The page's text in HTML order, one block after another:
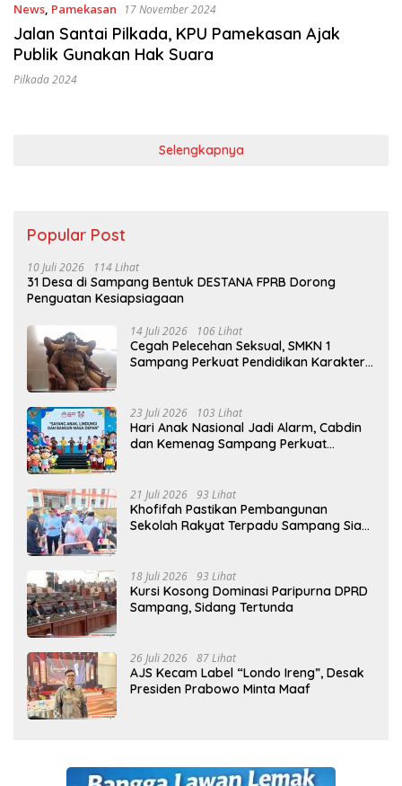
News, Pamekasan 17 November 2024
Jalan Santai Pilkada, KPU Pamekasan Ajak
Publik Gunakan Hak Suara
Pilkada 2024
Selengkapnya
Popular Post
10 Juli 2026 114 Lihat
31 Desa di Sampang Bentuk DESTANA FPRB Dorong
Penguatan Kesiapsiagaan
14 Juli 2026 106 Lihat
Cegah Pelecehan Seksual, SMKN 1
Sampang Perkuat Pendidikan Karakter
23 Juli 2026 103 Lihat
Hari Anak Nasional Jadi Alarm, Cabdin
dan Kemenag Sampang Perkuat
21 Juli 2026 93 Lihat
Khofifah Pastikan Pembangunan
Sekolah Rakyat Terpadu Sampang Siap
18 Juli 2026 93 Lihat
Kursi Kosong Dominasi Paripurna DPRD
Sampang, Sidang Tertunda
26 Juli 2026 87 Lihat
AJS Kecam Label “Londo Ireng”, Desak
Presiden Prabowo Minta Maaf